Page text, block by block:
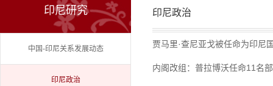
印尼研究
中国-印尼关系发展动态
印尼政治
印尼政治
贾马里·查尼亚戈被任命为印尼
内阁改组：普拉博沃任命11名